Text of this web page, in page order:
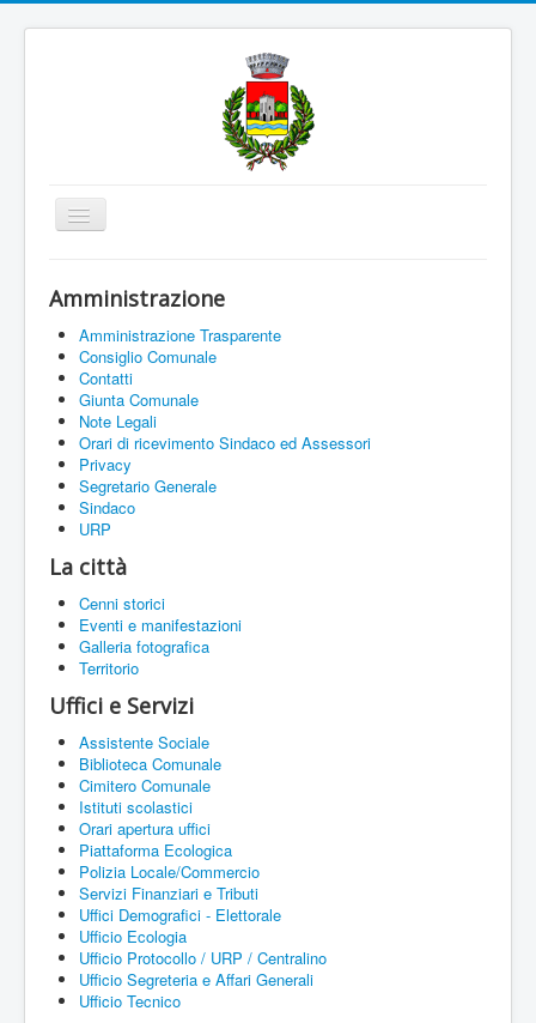
Cambia
navigazione
Amministrazione
Uffici e Servizi
La città
Associazioni
Documenti On Line
Informazioni
Amministrazione
Amministrazione Trasparente
Consiglio Comunale
Contatti
Giunta Comunale
Note Legali
Orari di ricevimento Sindaco ed Assessori
Privacy
Segretario Generale
Sindaco
URP
La città
Cenni storici
Eventi e manifestazioni
Galleria fotografica
Territorio
Uffici e Servizi
Assistente Sociale
Biblioteca Comunale
Cimitero Comunale
Istituti scolastici
Orari apertura uffici
Piattaforma Ecologica
Polizia Locale/Commercio
Servizi Finanziari e Tributi
Uffici Demografici - Elettorale
Ufficio Ecologia
Ufficio Protocollo / URP / Centralino
Ufficio Segreteria e Affari Generali
Ufficio Tecnico